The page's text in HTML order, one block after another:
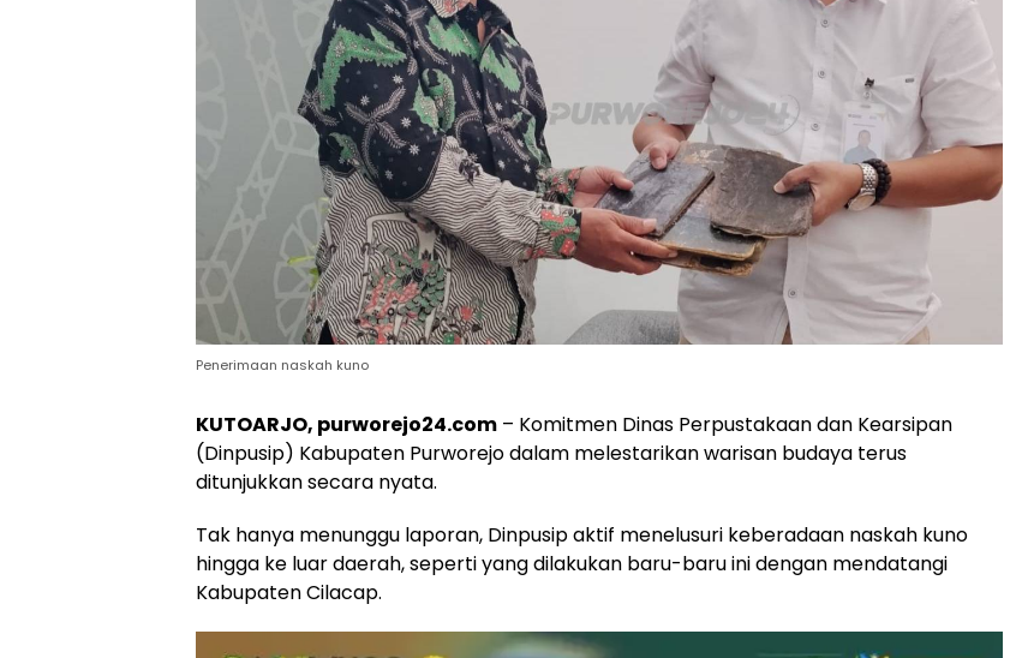
Penerimaan naskah kuno
KUTOARJO, purworejo24.com – Komitmen Dinas Perpustakaan dan Kearsipan
(Dinpusip) Kabupaten Purworejo dalam melestarikan warisan budaya terus
ditunjukkan secara nyata.
Tak hanya menunggu laporan, Dinpusip aktif menelusuri keberadaan naskah kuno
hingga ke luar daerah, seperti yang dilakukan baru-baru ini dengan mendatangi
Kabupaten Cilacap.